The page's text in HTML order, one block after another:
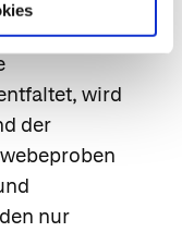
in den
wird
der
nur